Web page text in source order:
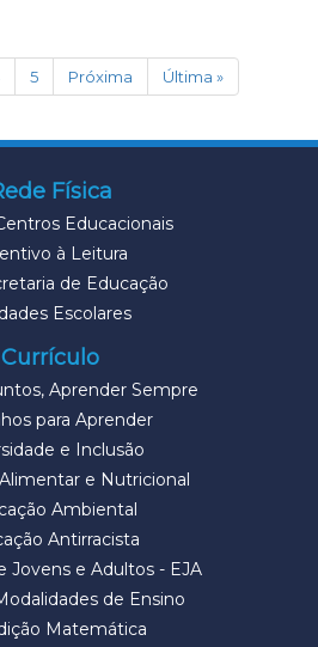
5 Próxima Última »
Física
Educacionais
à Leitura
de Educação
Escolares
Currículo
Aprender Sempre
para Aprender
e Inclusão
e Nutricional
Ambiental
Antirracista
Jovens e Adultos - EJA
de Ensino
Matemática